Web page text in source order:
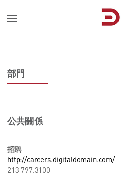
content
部門
公共關係
招聘
http://careers.digitaldomain.com/
213.797.3100